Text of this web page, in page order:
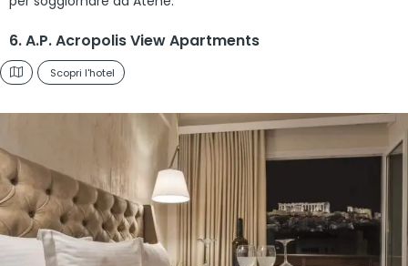
6. A.P. Acropolis View Apartments
Scopri l'hotel